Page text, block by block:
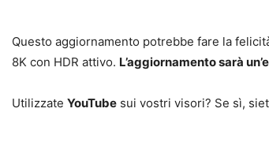
Questo aggiornamento potrebbe fare la
8K con HDR attivo. L’aggiornamento sarà
Utilizzate YouTube sui vostri visori? Se sì,